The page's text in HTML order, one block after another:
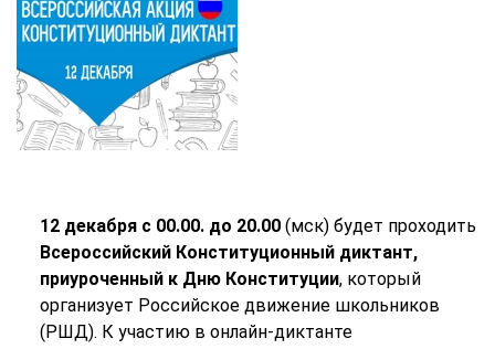
12 декабря с 00.00. до 20.00(мск) будет проходить
Всероссийский Конституционный диктант,
приуроченный к Дню Конституции, который
организует Российское движение школьников
(РШД). К участию в онлайн-диктанте